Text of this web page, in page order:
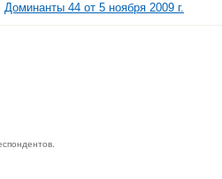
Доминанты 44 от 5 ноября 2009 г.